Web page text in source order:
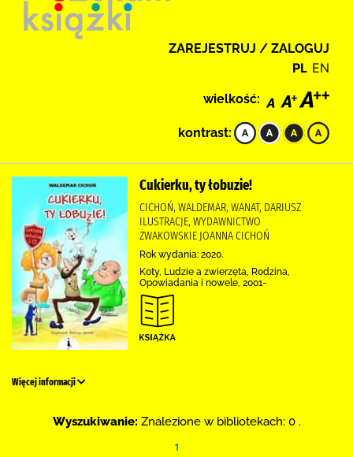
ZAREJESTRUJ / ZALOGUJ
PL EN
wielkość:
kontrast:
Cukierku, ty łobuzie!
CICHOŃ, WALDEMAR, WANAT, DARIUSZ
ILUSTRACJE, WYDAWNICTWO
ŻWAKOWSKIE JOANNA CICHOŃ
Rok wydania: 2020.
Koty, Ludzie a zwierzęta, Rodzina,
Opowiadania i nowele, 2001-
Więcej informacji
Wyszukiwanie: Znalezione w bibliotekach: 0 .
1